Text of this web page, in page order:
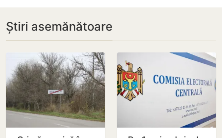
Știri asemănătoare